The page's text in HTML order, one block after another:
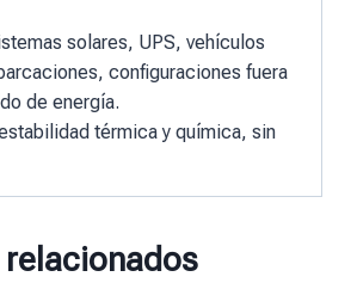
solares, UPS, vehículos
configuraciones fuera
de energía.
térmica y química, sin